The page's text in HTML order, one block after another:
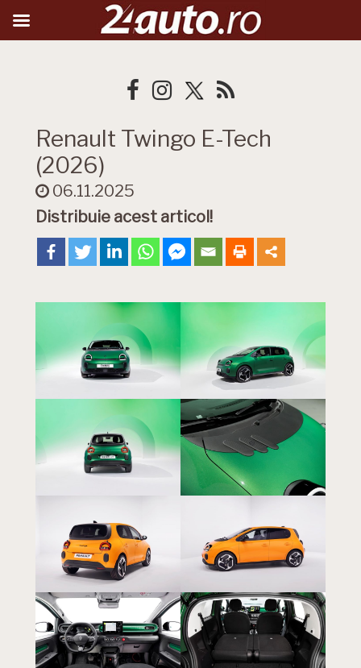
Renault Twingo E-Tech
(2026)
06.11.2025
Distribuie acest articol!